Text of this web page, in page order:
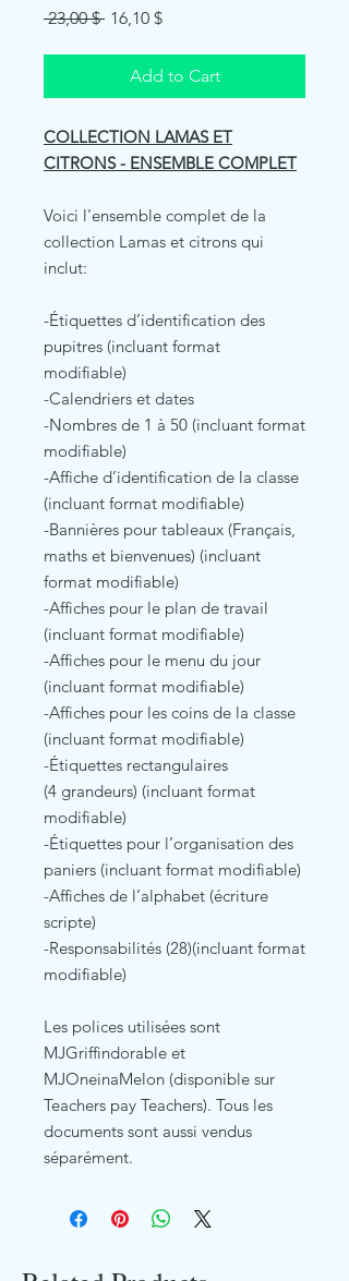
23,00 $ Regular
16,10 $Sale
Add to Cart
COLLECTION LAMAS ET
CITRONS - ENSEMBLE COMPLET
Voici l'ensemble complet de la
collection Lamas et citrons qui
inclut:
-Étiquettes d’identification des
pupitres (incluant format
modifiable)
-Calendriers et dates
-Nombres de 1 à 50 (incluant format
modifiable)
-Affiche d’identification de la classe
(incluant format modifiable)
-Bannières pour tableaux (Français,
maths et bienvenues) (incluant
format modifiable)
-Affiches pour le plan de travail
(incluant format modifiable)
-Affiches pour le menu du jour
(incluant format modifiable)
-Affiches pour les coins de la classe
(incluant format modifiable)
-Étiquettes rectangulaires
(4 grandeurs) (incluant format
modifiable)
-Étiquettes pour l’organisation des
paniers (incluant format modifiable)
-Affiches de l’alphabet (écriture
scripte)
-Responsabilités (28)(incluant format
modifiable)
Les polices utilisées sont
MJGriffindorable et
MJOneinaMelon (disponible sur
Teachers pay Teachers). Tous les
documents sont aussi vendus
séparément.